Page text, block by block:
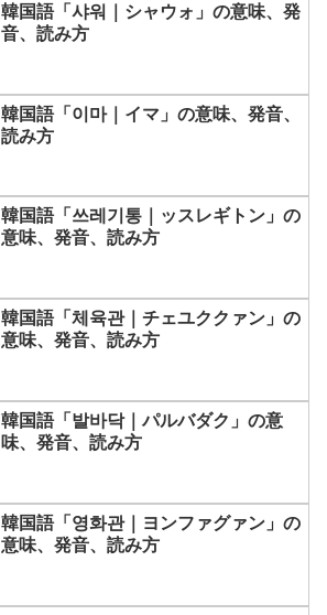
韓国語「샤워｜シャウォ」の意味、発
音、読み方
韓国語「이마｜イマ」の意味、発音、
読み方
韓国語「쓰레기통｜ッスレギトン」の
意味、発音、読み方
韓国語「체육관｜チェユククァン」の
意味、発音、読み方
韓国語「발바닥｜パルバダク」の意
味、発音、読み方
韓国語「영화관｜ヨンファグァン」の
意味、発音、読み方